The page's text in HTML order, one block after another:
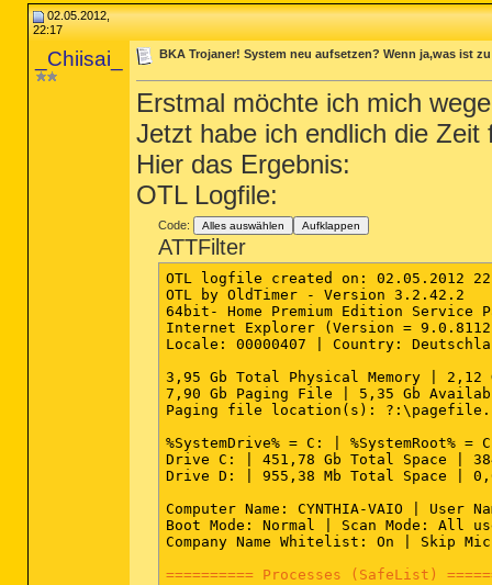
02.05.2012,
22:17
_Chiisai_ BKA Trojaner! System neu aufsetzen? Wenn ja,was ist
Erstmal möchte ich mich
Jetzt habe ich endlich die Zeit
Hier das Ergebnis:
OTL Logfile:
Code: Alles auswählen Aufklappen
ATTFilter
OTL logfile created on: 02.05.2012
OTL by OldTimer - Version 3.2.42.2
64bit- Home Premium Edition Service
Internet Explorer (Version =
Locale: 00000407 | Country:
3,95 Gb Total Physical Memory | 2,12
7,90 Gb Paging File | 5,35 Gb
Paging file location(s):
%SystemDrive% = C: | %SystemRoot%
Drive C: | 451,78 Gb Total Space |
Drive D: | 955,38 Mb Total Space |
Computer Name: CYNTHIA-VAIO |
Boot Mode: Normal | Scan Mode: All
Company Name Whitelist: On | Skip
========== Processes (SafeList)